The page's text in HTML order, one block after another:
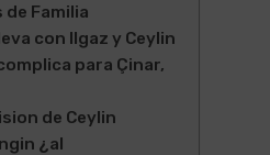
de Familia
con Ilgaz y Ceylin
para Çinar,
de Ceylin
¿al